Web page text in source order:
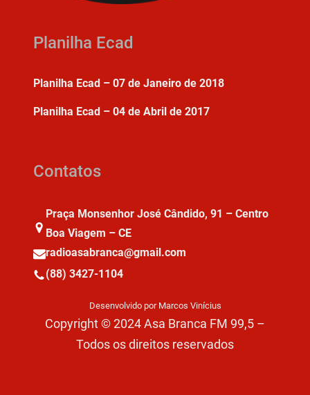
Planilha Ecad
Planilha Ecad – 07 de Janeiro de 2018
Planilha Ecad – 04 de Abril de 2017
Contatos
Praça Monsenhor José Cândido, 91 – Centro
Boa Viagem – CE
radioasabranca@gmail.com
(88) 3427-1104
Desenvolvido por Marcos Vinícius
Copyright © 2024 Asa Branca FM 99,5 –
Todos os direitos reservados